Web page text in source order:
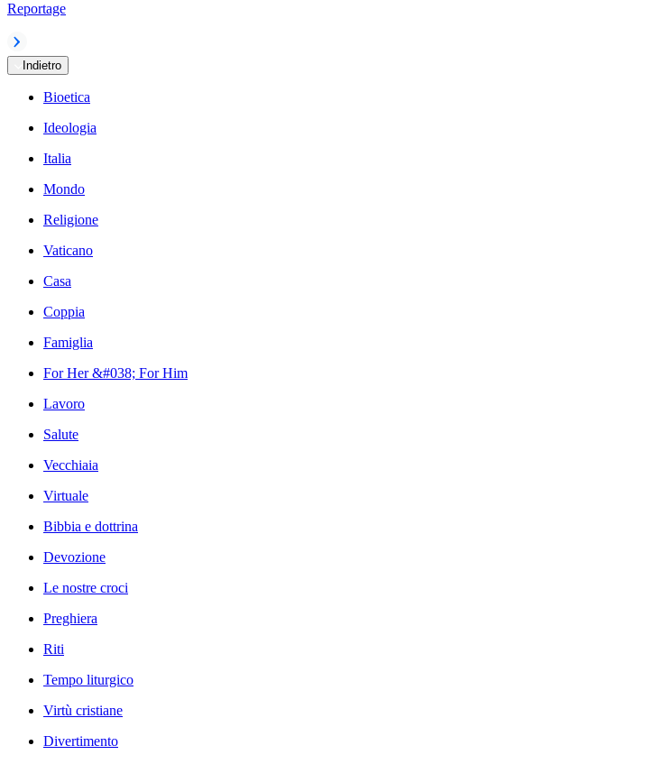
Reportage
Indietro
Bioetica
Ideologia
Italia
Mondo
Religione
Vaticano
Casa
Coppia
Famiglia
For Her &#038; For Him
Lavoro
Salute
Vecchiaia
Virtuale
Bibbia e dottrina
Devozione
Le nostre croci
Preghiera
Riti
Tempo liturgico
Virtù cristiane
Divertimento